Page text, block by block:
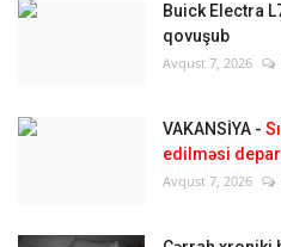
Buick Electra
qovuşub
Avqust 7, 2026
VAKANSİYA -
edilməsi
Avqust 7, 2026